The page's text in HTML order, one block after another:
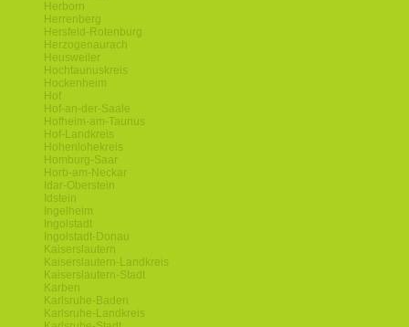
Herborn
Herrenberg
Hersfeld-Rotenburg
Herzogenaurach
Heusweiler
Hochtaunuskreis
Hockenheim
Hof
Hof-an-der-Saale
Hofheim-am-Taunus
Hof-Landkreis
Hohenlohekreis
Homburg-Saar
Horb-am-Neckar
Idar-Oberstein
Idstein
Ingelheim
Ingolstadt
Ingolstadt-Donau
Kaiserslautern
Kaiserslautern-Landkreis
Kaiserslautern-Stadt
Karben
Karlsruhe-Baden
Karlsruhe-Landkreis